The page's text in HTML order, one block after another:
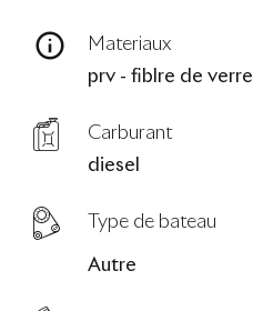
Materiaux
prv - fiblre de verre
Carburant
diesel
Type de bateau
Autre